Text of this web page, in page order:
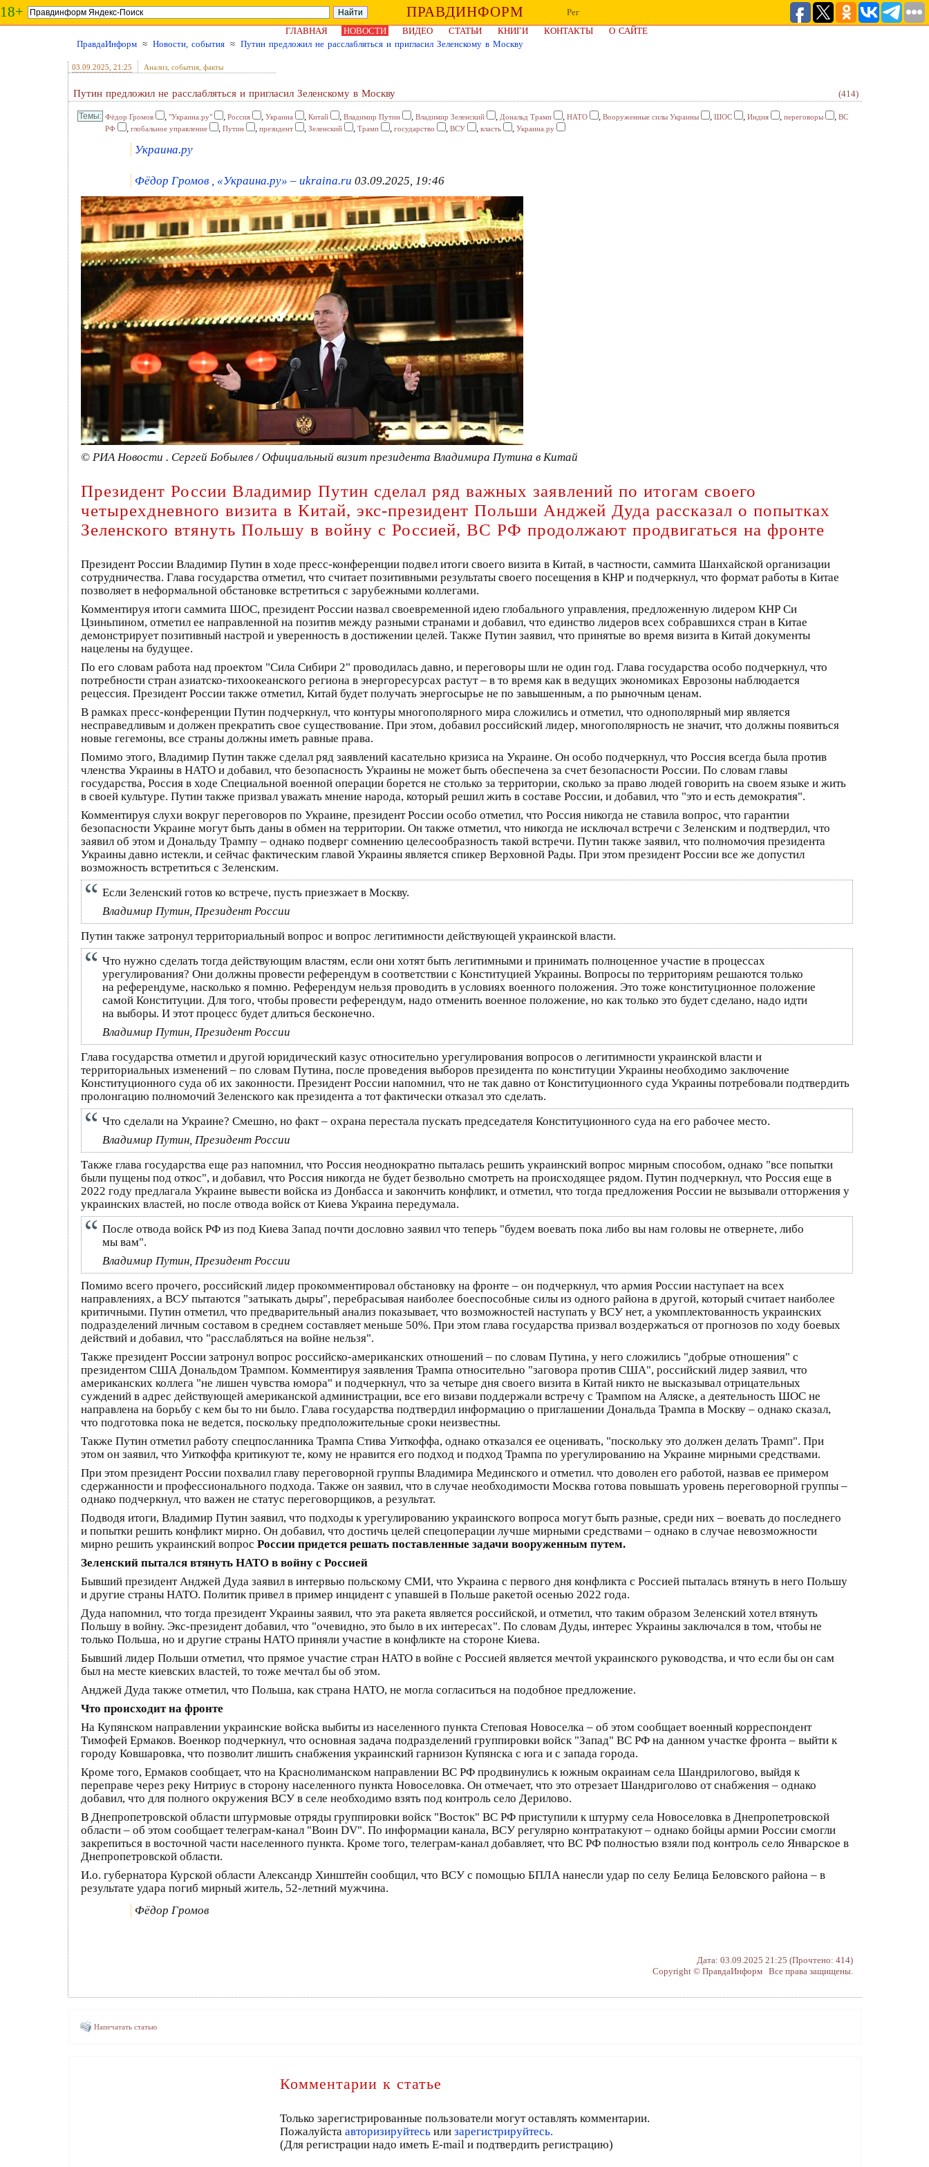
18+ ПРАВДИНФОРМ
Рег
ГЛАВНАЯ
НОВОСТИ ВИДЕО СТАТЬИ КНИГИ КОНТАКТЫ
О САЙТЕ
ПравдаИнформ ≈ Новости, события ≈ Путин предложил не расслабляться и пригласил Зеленскому в Москву
03.09.2025 , 21:25 Анализ, события, факты
Путин предложил не расслабляться и пригласил Зеленскому в Москву (414)
Фёдор Громов , "Украина.ру" , Россия , Украина , Китай , Владимир Путин , Владимир Зеленский , Дональд Трамп , НАТО , Вооруженные силы Украины , ШОС , Индия , переговоры , ВС
РФ
, глобальное управление , Путин , президент , Зеленский , Трамп , государство , ВСУ , власть , Украина.ру
Украина.ру
Фёдор Громов , «Украина.ру» – ukraina.ru 03.09.2025, 19:46
© РИА Новости . Сергей Бобылев / Официальный визит президента Владимира Путина в Китай
Президент России Владимир Путин сделал ряд важных заявлений по итогам своего
четырехдневного визита в Китай, экс-президент Польши Анджей Дуда рассказал о попытках
Зеленского втянуть Польшу в войну с Россией, ВС РФ продолжают продвигаться на фронте
Президент России Владимир Путин в ходе пресс-конференции подвел итоги своего визита в Китай, в частности, саммита Шанхайской организации
сотрудничества. Глава государства отметил, что считает позитивными результаты своего посещения в КНР и подчеркнул, что формат работы в Китае
позволяет в неформальной обстановке встретиться с зарубежными коллегами.
Комментируя итоги саммита ШОС, президент России назвал своевременной идею глобального управления, предложенную лидером КНР Си
Цзиньпином, отметил ее направленной на позитив между разными странами и добавил, что единство лидеров всех собравшихся стран в Китае
демонстрирует позитивный настрой и уверенность в достижении целей. Также Путин заявил, что принятые во время визита в Китай документы
нацелены на будущее.
По его словам работа над проектом "Сила Сибири 2" проводилась давно, и переговоры шли не один год. Глава государства особо подчеркнул, что
потребности стран азиатско-тихоокеанского региона в энергоресурсах растут – в то время как в ведущих экономиках Еврозоны наблюдается
рецессия. Президент России также отметил, Китай будет получать энергосырье не по завышенным, а по рыночным ценам.
В рамках пресс-конференции Путин подчеркнул, что контуры многополярного мира сложились и отметил, что однополярный мир является
несправедливым и должен прекратить свое существование. При этом, добавил российский лидер, многополярность не значит, что должны появиться
новые гегемоны, все страны должны иметь равные права.
Помимо этого, Владимир Путин также сделал ряд заявлений касательно кризиса на Украине. Он особо подчеркнул, что Россия всегда была против
членства Украины в НАТО и добавил, что безопасность Украины не может быть обеспечена за счет безопасности России. По словам главы
государства, Россия в ходе Специальной военной операции борется не столько за территории, сколько за право людей говорить на своем языке и жить
в своей культуре. Путин также призвал уважать мнение народа, который решил жить в составе России, и добавил, что "это и есть демократия".
Комментируя слухи вокруг переговоров по Украине, президент России особо отметил, что Россия никогда не ставила вопрос, что гарантии
безопасности Украине могут быть даны в обмен на территории. Он также отметил, что никогда не исключал встречи с Зеленским и подтвердил, что
заявил об этом и Дональду Трампу – однако подверг сомнению целесообразность такой встречи. Путин также заявил, что полномочия президента
Украины давно истекли, и сейчас фактическим главой Украины является спикер Верховной Рады. При этом президент России все же допустил
возможность встретиться с Зеленским.
Если Зеленский готов ко встрече, пусть приезжает в Москву.
Владимир Путин, Президент России
Путин также затронул территориальный вопрос и вопрос легитимности действующей украинской власти.
Что нужно сделать тогда действующим властям, если они хотят быть легитимными и принимать полноценное участие в процессах
урегулирования? Они должны провести референдум в соответствии с Конституцией Украины. Вопросы по территориям решаются только
на референдуме, насколько я помню. Референдум нельзя проводить в условиях военного положения. Это тоже конституционное положение
самой Конституции. Для того, чтобы провести референдум, надо отменить военное положение, но как только это будет сделано, надо идти
на выборы. И этот процесс будет длиться бесконечно.
Владимир Путин, Президент России
Глава государства отметил и другой юридический казус относительно урегулирования вопросов о легитимности украинской власти и
территориальных изменений – по словам Путина, после проведения выборов президента по конституции Украины необходимо заключение
Конституционного суда об их законности. Президент России напомнил, что не так давно от Конституционного суда Украины потребовали подтвердить
пролонгацию полномочий Зеленского как президента а тот фактически отказал это сделать.
Что сделали на Украине? Смешно, но факт – охрана перестала пускать председателя Конституционного суда на его рабочее место.
Владимир Путин, Президент России
Также глава государства еще раз напомнил, что Россия неоднократно пыталась решить украинский вопрос мирным способом, однако "все попытки
были пущены под откос", и добавил, что Россия никогда не будет безвольно смотреть на происходящее рядом. Путин подчеркнул, что Россия еще в
2022 году предлагала Украине вывести войска из Донбасса и закончить конфликт, и отметил, что тогда предложения России не вызывали отторжения у
украинских властей, но после отвода войск от Киева Украина передумала.
После отвода войск РФ из под Киева Запад почти дословно заявил что теперь "будем воевать пока либо вы нам головы не отвернете, либо
мы вам".
Владимир Путин, Президент России
Помимо всего прочего, российский лидер прокомментировал обстановку на фронте – он подчеркнул, что армия России наступает на всех
направлениях, а ВСУ пытаются "затыкать дыры", перебрасывая наиболее боеспособные силы из одного района в другой, который считает наиболее
критичными. Путин отметил, что предварительный анализ показывает, что возможностей наступать у ВСУ нет, а укомплектованность украинских
подразделений личным составом в среднем составляет меньше 50%. При этом глава государства призвал воздержаться от прогнозов по ходу боевых
действий и добавил, что "расслабляться на войне нельзя".
Также президент России затронул вопрос российско-американских отношений – по словам Путина, у него сложились "добрые отношения" с
президентом США Дональдом Трампом. Комментируя заявления Трампа относительно "заговора против США", российский лидер заявил, что
американских коллега "не лишен чувства юмора" и подчеркнул, что за четыре дня своего визита в Китай никто не высказывал отрицательных
суждений в адрес действующей американской администрации, все его визави поддержали встречу с Трампом на Аляске, а деятельность ШОС не
направлена на борьбу с кем бы то ни было. Глава государства подтвердил информацию о приглашении Дональда Трампа в Москву – однако сказал,
что подготовка пока не ведется, поскольку предположительные сроки неизвестны.
Также Путин отметил работу спецпосланника Трампа Стива Уиткоффа, однако отказался ее оценивать, "поскольку это должен делать Трамп". При
этом он заявил, что Уиткоффа критикуют те, кому не нравится его подход и подход Трампа по урегулированию на Украине мирными средствами.
При этом президент России похвалил главу переговорной группы Владимира Мединского и отметил. что доволен его работой, назвав ее примером
сдержанности и профессионального подхода. Также он заявил, что в случае необходимости Москва готова повышать уровень переговорной группы –
однако подчеркнул, что важен не статус переговорщиков, а результат.
Подводя итоги, Владимир Путин заявил, что подходы к урегулированию украинского вопроса могут быть разные, среди них – воевать до последнего
и попытки решить конфликт мирно. Он добавил, что достичь целей спецоперации лучше мирными средствами – однако в случае невозможности
мирно решить украинский вопрос России придется решать поставленные задачи вооруженным путем.
Зеленский пытался втянуть НАТО в войну с Россией
Бывший президент Анджей Дуда заявил в интервью польскому СМИ, что Украина с первого дня конфликта с Россией пыталась втянуть в него Польшу
и другие страны НАТО. Политик привел в пример инцидент с упавшей в Польше ракетой осенью 2022 года.
Дуда напомнил, что тогда президент Украины заявил, что эта ракета является российской, и отметил, что таким образом Зеленский хотел втянуть
Польшу в войну. Экс-президент добавил, что "очевидно, это было в их интересах". По словам Дуды, интерес Украины заключался в том, чтобы не
только Польша, но и другие страны НАТО приняли участие в конфликте на стороне Киева.
Бывший лидер Польши отметил, что прямое участие стран НАТО в войне с Россией является мечтой украинского руководства, и что если бы он сам
был на месте киевских властей, то тоже мечтал бы об этом.
Анджей Дуда также отметил, что Польша, как страна НАТО, не могла согласиться на подобное предложение.
Что происходит на фронте
На Купянском направлении украинские войска выбиты из населенного пункта Степовая Новоселка – об этом сообщает военный корреспондент
Тимофей Ермаков. Военкор подчеркнул, что основная задача подразделений группировки войск "Запад" ВС РФ на данном участке фронта – выйти к
городу Ковшаровка, что позволит лишить снабжения украинский гарнизон Купянска с юга и с запада города.
Кроме того, Ермаков сообщает, что на Краснолиманском направлении ВС РФ продвинулись к южным окраинам села Шандрилогово, выйдя к
переправе через реку Нитриус в сторону населенного пункта Новоселовка. Он отмечает, что это отрезает Шандриголово от снабжения – однако
добавил, что для полного окружения ВСУ в селе необходимо взять под контроль село Дерилово.
В Днепропетровской области штурмовые отряды группировки войск "Восток" ВС РФ приступили к штурму села Новоселовка в Днепропетровской
области – об этом сообщает телеграм-канал "Воин DV". По информации канала, ВСУ регулярно контратакуют – однако бойцы армии России смогли
закрепиться в восточной части населенного пункта. Кроме того, телеграм-канал добавляет, что ВС РФ полностью взяли под контроль село Январское в
Днепропетровской области.
И.о. губернатора Курской области Александр Хинштейн сообщил, что ВСУ с помощью БПЛА нанесли удар по селу Белица Беловского района – в
результате удара погиб мирный житель, 52-летний мужчина.
Фёдор Громов
Дата: 03.09.2025 21:25 (Прочтено: 414)
Copyright © ПравдаИнформ Все права защищены.
Напечатать статью
Комментарии к статье
Только зарегистрированные пользователи могут оставлять комментарии.
Пожалуйста авторизируйтесь или зарегистрируйтесь.
(Для регистрации надо иметь E-mail и подтвердить регистрацию)